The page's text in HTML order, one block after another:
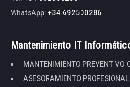
WhatsApp:+34 692500286
Mantenimiento IT
MANTENIMIENTO PREVENTIVO
ASESORAMIENTO PROFESIONAL